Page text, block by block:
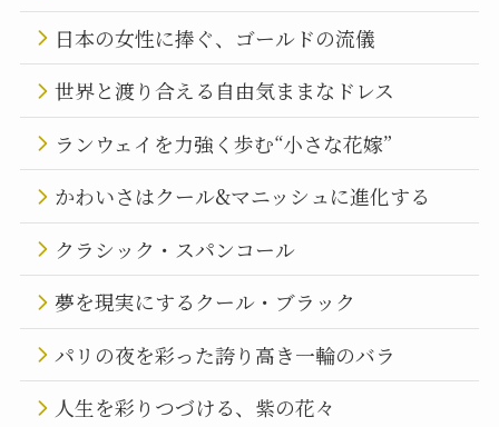
日本の女性に捧ぐ、ゴールドの流儀
世界と渡り合える自由気ままなドレス
ランウェイを力強く歩む“小さな花嫁”
かわいさはクール&マニッシュに進化する
クラシック・スパンコール
夢を現実にするクール・ブラック
パリの夜を彩った誇り高き一輪のバラ
人生を彩りつづける、紫の花々